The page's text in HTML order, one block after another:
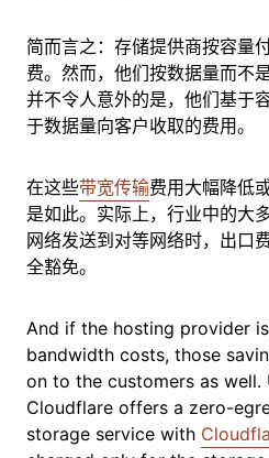
简而言之：存储提供商按容量
费。然而，他们按数据量而不
并不令人意外的是，他们基于
于数据量向客户收取的费用。
在这些带宽传输费用大幅降低
是如此。实际上，行业中的大
网络发送到对等网络时，出口
全豁免。
And if the hosting provider
bandwidth costs, those
on to the customers as well.
Cloudflare offers a zero-
storage service with